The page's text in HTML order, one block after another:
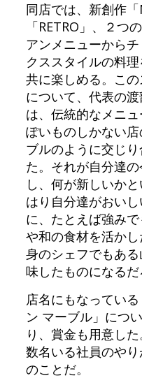
同店では、新創作
「RETRO」、２つ
アンメニューから
クススタイルの料
共に楽しめる。こ
について、代表の
は、伝統的なメニ
ぽいものしかない
ブルのように交じ
た。それが自分達
し、何が新しいか
はり自分達がおい
に、たとえば強み
や和の食材を活か
身のシェフでもあ
味したものになるだ
店名にもなってい
ン マーブル」につ
り、賞金も用意し
数名いる社員のや
のことだ。